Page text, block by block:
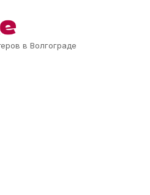
в Волгограде